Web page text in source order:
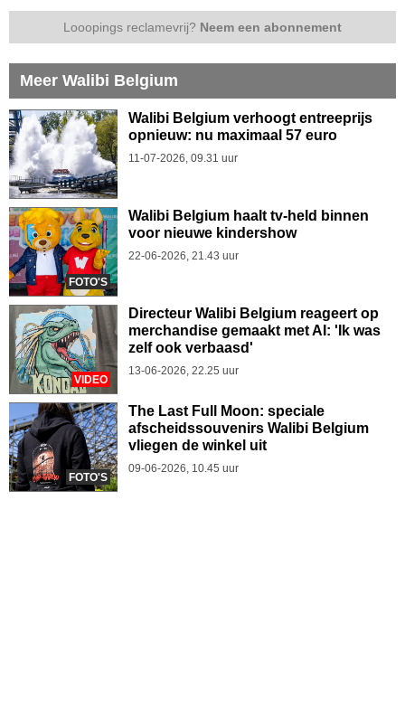
Looopings reclamevrij? Neem een abonnement
Meer Walibi Belgium
Walibi Belgium verhoogt entreeprijs
opnieuw: nu maximaal 57 euro
11-07-2026, 09.31 uur
FOTO'S
Walibi Belgium haalt tv-held binnen
voor nieuwe kindershow
22-06-2026, 21.43 uur
VIDEO
Directeur Walibi Belgium reageert op
merchandise gemaakt met AI: 'Ik was
zelf ook verbaasd'
13-06-2026, 22.25 uur
FOTO'S
The Last Full Moon: speciale
afscheidssouvenirs Walibi Belgium
vliegen de winkel uit
09-06-2026, 10.45 uur